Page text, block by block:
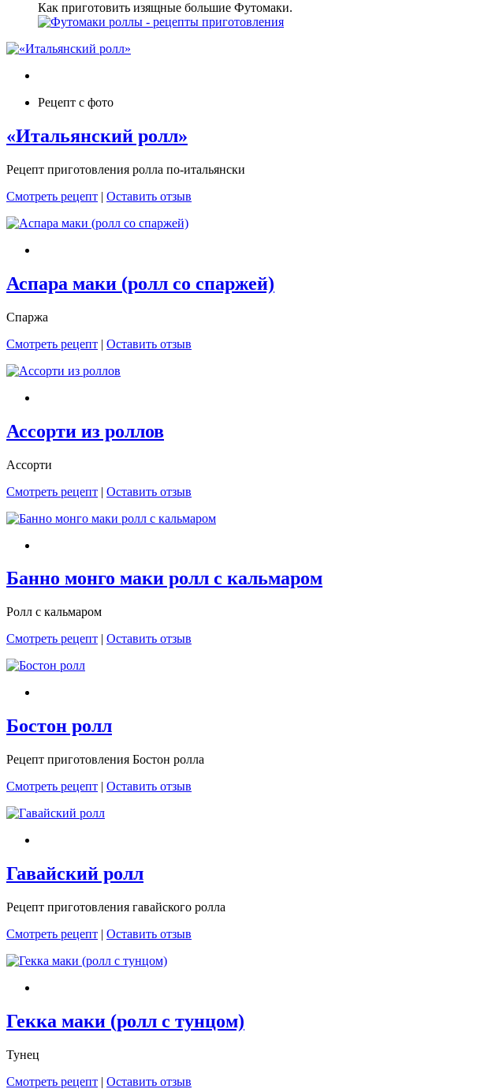
Как приготовить изящные большие Футомаки.
Рецепт с фото
«Итальянский ролл»
Рецепт приготовления ролла по-итальянски
Смотреть рецепт | Оставить отзыв
Аспара маки (ролл со спаржей)
Спаржа
Смотреть рецепт | Оставить отзыв
Ассорти из роллов
Ассорти
Смотреть рецепт | Оставить отзыв
Банно монго маки ролл с кальмаром
Ролл с кальмаром
Смотреть рецепт | Оставить отзыв
Бостон ролл
Рецепт приготовления Бостон ролла
Смотреть рецепт | Оставить отзыв
Гавайский ролл
Рецепт приготовления гавайского ролла
Смотреть рецепт | Оставить отзыв
Гекка маки (ролл с тунцом)
Тунец
Смотреть рецепт | Оставить отзыв